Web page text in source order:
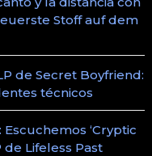
Stoff auf dem
de Secret Boyfriend:
técnicos
‘Cryptic
de Lifeless Past